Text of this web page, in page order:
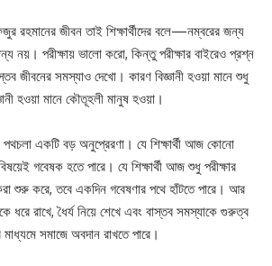
রহমানের জীবন তাই শিক্ষার্থীদের বলে—নম্বরের জন্য
নয়। পরীক্ষায় ভালো করো, কিন্তু পরীক্ষার বাইরেও প্রশ্ন
জীবনের সমস্যাও দেখো। কারণ বিজ্ঞানী হওয়া মানে শুধু
হওয়া মানে কৌতূহলী মানুষ হওয়া।
পথচলা একটি বড় অনুপ্রেরণা। যে শিক্ষার্থী আজ কোনো
গবেষক হতে পারে। যে শিক্ষার্থী আজ শুধু পরীক্ষার
শুরু করে, তবে একদিন গবেষণার পথে হাঁটতে পারে। আর
ধরে রাখে, ধৈর্য নিয়ে শেখে এবং বাস্তব সমস্যাকে গুরুত্ব
সমাজে অবদান রাখতে পারে।